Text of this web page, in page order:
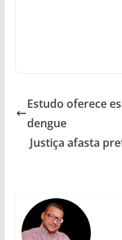
Estudo oferece
dengue
Justiça afasta